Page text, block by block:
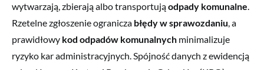
wytwarzają, zbierają albo transportująodpady komunalne.
Rzetelne zgłoszenie ogranicza błędy w sprawozdaniu, a
prawidłowy kod odpadów komunalnych minimalizuje
ryzyko kar administracyjnych. Spójność danych z ewidencją